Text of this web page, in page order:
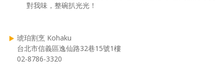
對我味，整碗扒光光！
琥珀割烹 Kohaku
台北市信義區逸仙路32巷15號1樓
02-8786-3320